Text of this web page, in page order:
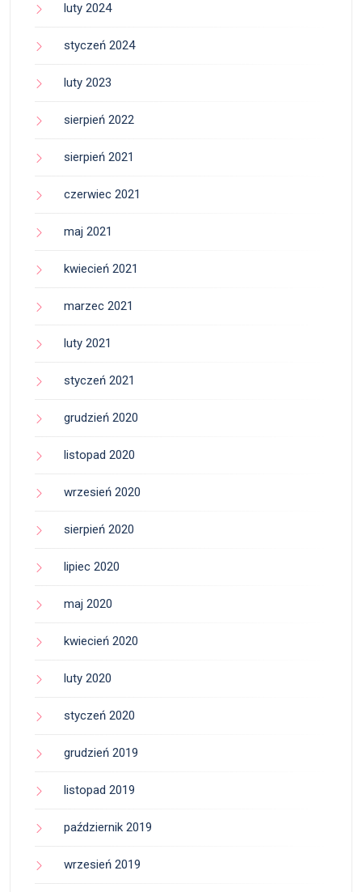
luty 2024
styczeń 2024
luty 2023
sierpień 2022
sierpień 2021
czerwiec 2021
maj 2021
kwiecień 2021
marzec 2021
luty 2021
styczeń 2021
grudzień 2020
listopad 2020
wrzesień 2020
sierpień 2020
lipiec 2020
maj 2020
kwiecień 2020
luty 2020
styczeń 2020
grudzień 2019
listopad 2019
październik 2019
wrzesień 2019